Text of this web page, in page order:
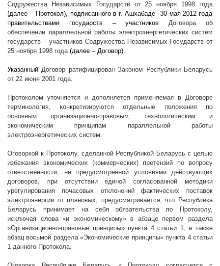
Содружества Независимых Государств от 25 ноября 1998 года
(далее – Протокол), подписанного в г. Ашхабаде
30 мая 2012 года
правительствами государств – участниковДоговора об
обеспечении параллельной работы электроэнергетических систем
государств – участников Содружества Независимых Государств от
25 ноября 1998 года (далее – Договор).
УказанныйДоговор ратифицирован Законом Республики Беларусь
от 22 июня 2001 года.
Протоколом уточняется и дополняется применяемая в Договоре
терминология, конкретизируются отдельные положения по
основным организационно-правовым, технологическим и
экономическим принципам параллельной работы
электроэнергетических систем.
Оговоркой к Протоколу, сделанной Республикой Беларусь с целью
избежания экономических (коммерческих) претензий по вопросу
ответственности, не предусмотренной условиями действующих
договоров, при отсутствии единой согласованной методики
урегулирования почасовых отклонений фактических поставок
электроэнергии от плановых, предусматривается, что Республика
Беларусь принимает на себя обязательства по Протоколу,
исключая слова «и экономическому» в абзаце первом раздела
«Организационно-правовые принципы» пункта 4 статьи 1, а также
абзац восьмой раздела «Экономические принципы» пункта 4 статьи
1 данного Протокола.